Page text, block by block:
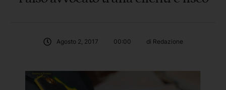
Agosto 2, 2017 00:00 di Redazione